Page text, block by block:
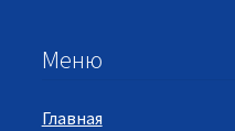
Меню
Главная